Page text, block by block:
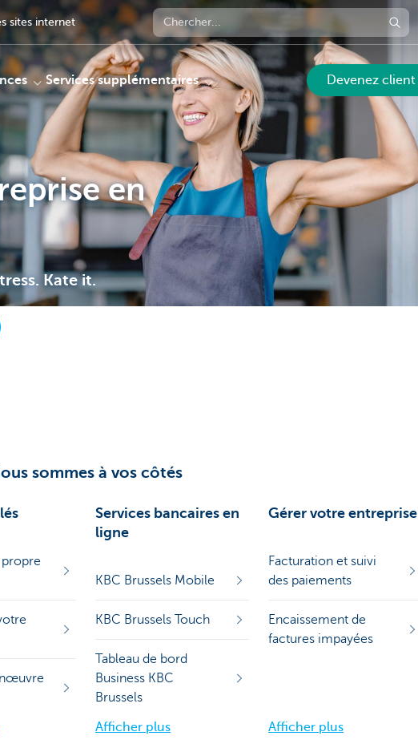
sites internet
Services supplémentaires Devenez client
en
Kate it.
sommes à vos côtés
Services bancaires en
ligne
KBC Brussels Mobile
KBC Brussels Touch
Tableau de bord
Business KBC
Brussels
Afficher plus
Gérer votre entreprise
Facturation et suivi
des paiements
Encaissement de
factures impayées
Afficher plus